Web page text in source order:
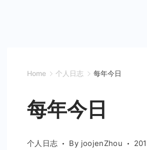
Home 个人日志 每年今日
每年今日
个人日志 By joojenZhou